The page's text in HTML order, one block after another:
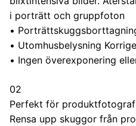
i porträtt och gruppfoton
•
• Utomhusbelysning
• Ingen överexponering
02
Perfekt för
Rensa upp skuggor från